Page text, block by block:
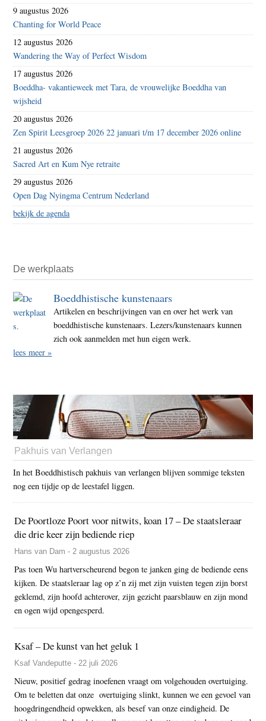
9 augustus 2026
Chanting for World Peace
12 augustus 2026
Wandering the Way of Perfect Wisdom
17 augustus 2026
Boeddha- vakantieweek met Tara, de vrouwelijke Boeddha van
wijsheid
20 augustus 2026
Zen Spirit Leesgroep 2026 22 januari t/m 17 december 2026 online
21 augustus 2026
Sacred Art en Kum Nye retraite
29 augustus 2026
Open Dag Nyingma Centrum Nederland
bekijk de agenda
De werkplaats
Boeddhistische kunstenaars
Artikelen en beschrijvingen van en over het werk van
boeddhistische kunstenaars. Lezers/kunstenaars kunnen
zich ook aanmelden met hun eigen werk.
lees meer »
Pakhuis van Verlangen
In het Boeddhistisch pakhuis van verlangen blijven sommige teksten
nog een tijdje op de leestafel liggen.
De Poortloze Poort voor nitwits, koan 17 – De staatsleraar
die drie keer zijn bediende riep
Hans van Dam - 2 augustus 2026
Pas toen Wu hartverscheurend begon te janken ging de bediende eens
kijken. De staatsleraar lag op z’n zij met zijn vuisten tegen zijn borst
geklemd, zijn hoofd achterover, zijn gezicht paarsblauw en zijn mond
en ogen wijd opengesperd.
Ksaf – De kunst van het geluk 1
Ksaf Vandeputte - 22 juli 2026
Nieuw, positief gedrag inoefenen vraagt om volgehouden overtuiging.
Om te beletten dat onze overtuiging slinkt, kunnen we een gevoel van
hoogdringendheid opwekken, als besef van onze eindigheid. De